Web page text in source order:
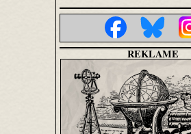
REKLAME